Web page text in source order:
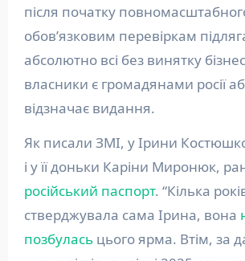
після початку
обовʼязковим перевіркам
абсолютно всі без винятку
власники є громадянами росії
відзначає видання.
Як писали ЗМІ, у Ірини
і у її доньки Каріни Миронюк,
російський паспорт. “Кілька
стверджувала сама Ірина, вона
позбуласьцього ярма. Втім, за